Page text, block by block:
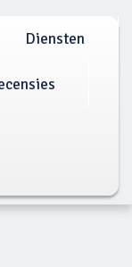
Diensten